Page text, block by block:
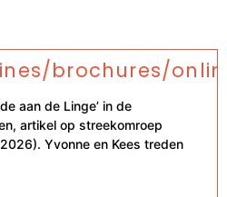
aan de Linge’ in de
artikel op streekomroep
Yvonne en Kees treden